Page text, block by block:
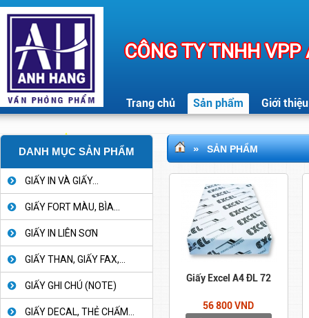
CÔNG TY TNHH
Trang chủ Sản phẩm Giới thiệu
DANH MỤC SẢN PHẨM
GIẤY IN VÀ GIẤY...
GIẤY FORT MÀU, BÌA...
GIẤY IN LIÊN SƠN
GIẤY THAN, GIẤY FAX,...
GIẤY GHI CHÚ (NOTE)
GIẤY DECAL, THẺ CHẤM...
» SẢN PHẨM
Giấy Excel A4 ĐL 72
56 800 VND